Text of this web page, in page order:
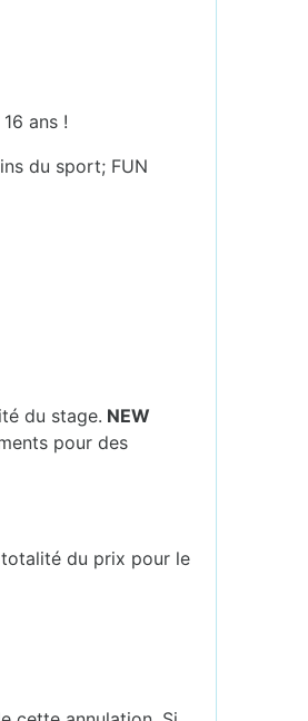
ans !
du sport; FUN
du stage. NEW
pour des
du prix pour le